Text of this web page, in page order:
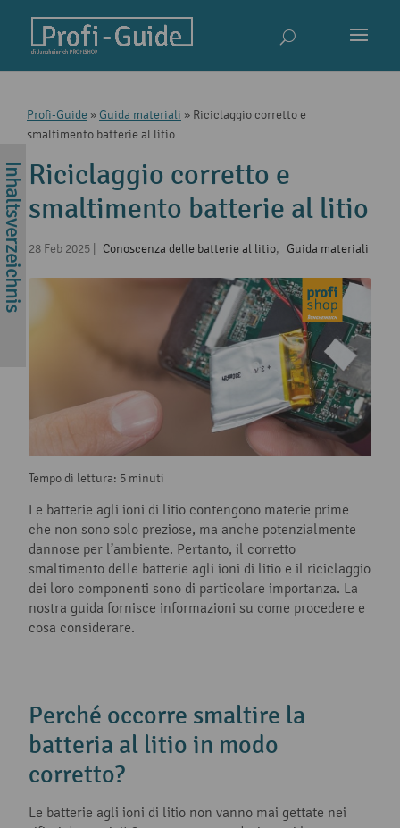
Profi-Guide » Guida materiali » Riciclaggio corretto e
smaltimento batterie al litio
Riciclaggio corretto e
smaltimento batterie al litio
28 Feb 2025 Conoscenza delle batterie al litio, Guida materiali
Tempo di lettura: 5 minuti
Le batterie agli ioni di litio contengono materie prime
che non sono solo preziose, ma anche potenzialmente
dannose per l’ambiente. Pertanto, il corretto
smaltimento delle batterie agli ioni di litio e il riciclaggio
dei loro componenti sono di particolare importanza. La
nostra guida fornisce informazioni su come procedere e
cosa considerare.
Perché occorre smaltire la
batteria al litio in modo
corretto?
Le batterie agli ioni di litio non vanno mai gettate nei